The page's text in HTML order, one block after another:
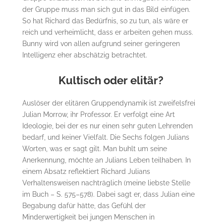
der Gruppe muss man sich gut in das Bild einfügen.
So hat Richard das Bedürfnis, so zu tun, als wäre er
reich und verheimlicht, dass er arbeiten gehen muss.
Bunny wird von allen aufgrund seiner geringeren
Intelligenz eher abschätzig betrachtet.
Kultisch oder elitär?
Auslöser der elitären Gruppendynamik ist zweifelsfrei
Julian Morrow, ihr Professor. Er verfolgt eine Art
Ideologie, bei der es nur einen sehr guten Lehrenden
bedarf, und keiner Vielfalt. Die Sechs folgen Julians
Worten, was er sagt gilt. Man buhlt um seine
Anerkennung, möchte an Julians Leben teilhaben. In
einem Absatz reflektiert Richard Julians
Verhaltensweisen nachträglich (meine liebste Stelle
im Buch – S. 575–578). Dabei sagt er, dass Julian eine
Begabung dafür hätte, das Gefühl der
Minderwertigkeit bei jungen Menschen in